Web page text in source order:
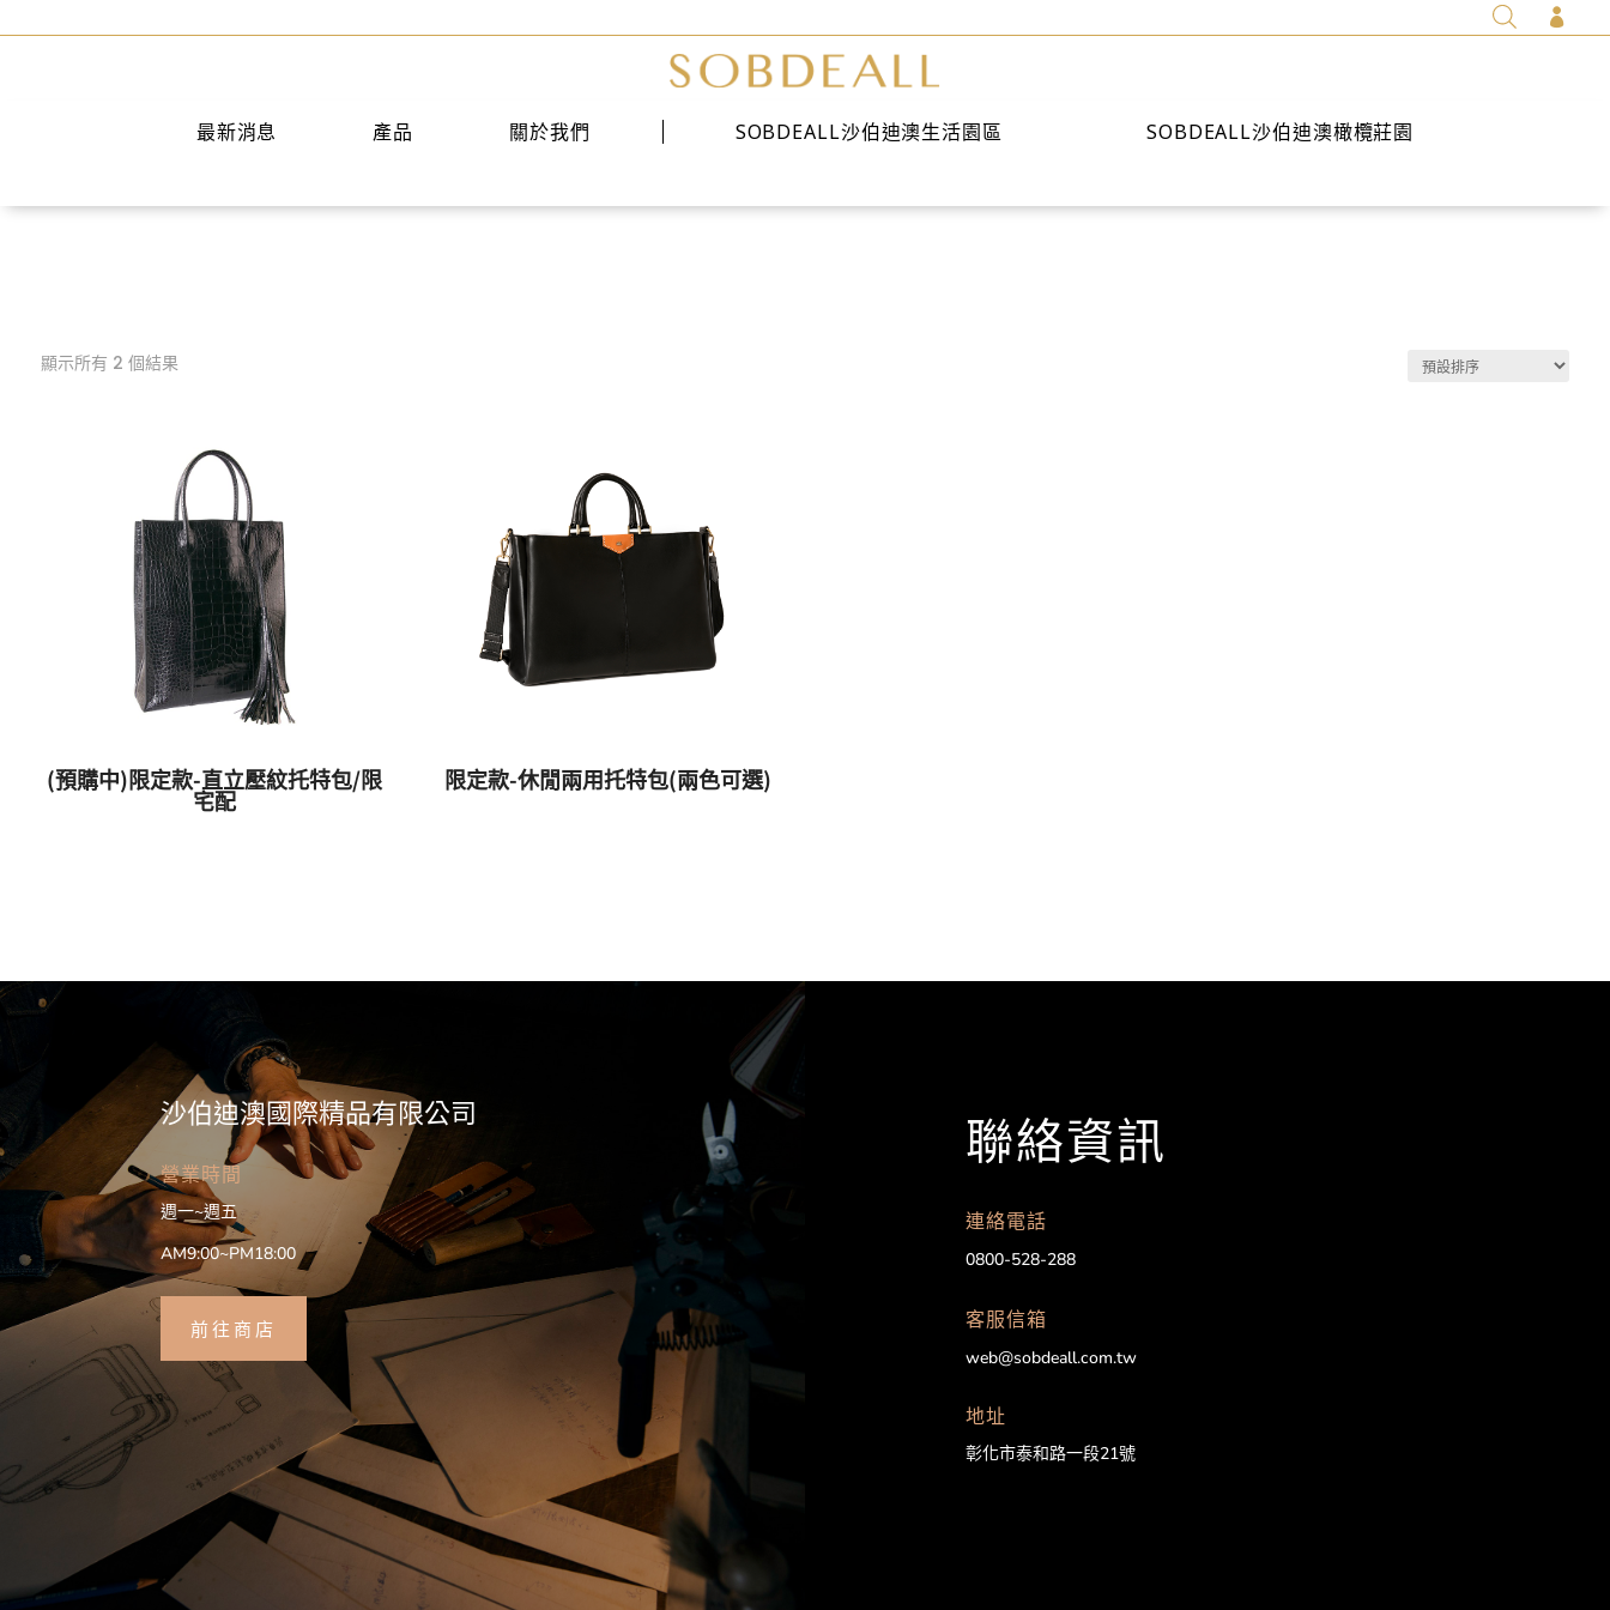

最新消息 產品 關於我們 SOBDEALL沙伯迪澳生活園區 SOBDEALL沙伯迪澳橄欖莊園
顯示所有 2 個結果
(預購中)限定款-直立壓紋托特包/限
宅配
限定款-休閒兩用托特包(兩色可選)
沙伯迪澳國際精品有限公司
營業時間
週一~週五
AM9:00~PM18:00
前往商店
聯絡資訊
連絡電話
0800-528-288
客服信箱
web@sobdeall.com.tw
地址
彰化市泰和路一段21號